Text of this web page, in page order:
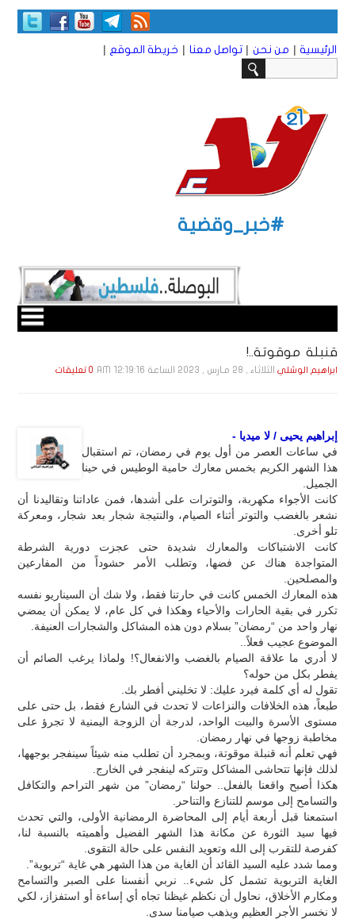
الرئيسية | من نحن | تواصل معنا | خريطة الموقع |
#خبر_وقضية
قنبلة موقوتة..!
ابراهيم الوشلي الثلاثاء , 28 مـارس , 2023 الساعة 12:19:16 AM 0 تعليقات
إبراهيم يحيى / لا ميديا -
في ساعات العصر من أول يوم في رمضان، تم استقبال
هذا الشهر الكريم بخمس معارك حامية الوطيس في حينا
الجميل.
كانت الأجواء مكهربة، والتوترات على أشدها، فمن عاداتنا وتقاليدنا أن
نشعر بالغضب والتوتر أثناء الصيام، والنتيجة شجار بعد شجار، ومعركة
تلو أخرى.
كانت الاشتباكات والمعارك شديدة حتى عجزت دورية الشرطة
المتواجدة هناك عن فضها، وتطلب الأمر حشوداً من المفارعين
والمصلحين.
هذه المعارك الخمس كانت في حارتنا فقط، ولا شك أن السيناريو نفسه
تكرر في بقية الحارات والأحياء وهكذا في كل عام، لا يمكن أن يمضي
نهار واحد من “رمضان” بسلام دون هذه المشاكل والشجارات العنيفة.
الموضوع عجيب فعلاً..
لا أدري ما علاقة الصيام بالغضب والانفعال؟! ولماذا يرغب الصائم أن
يفطر بكل من حوله؟
تقول له أي كلمة فيرد عليك: لا تخليني أفطر بك.
طبعاً، هذه الخلافات والنزاعات لا تحدث في الشارع فقط، بل حتى على
مستوى الأسرة والبيت الواحد، لدرجة أن الزوجة اليمنية لا تجرؤ على
مخاطبة زوجها في نهار رمضان.
فهي تعلم أنه قنبلة موقوتة، وبمجرد أن تطلب منه شيئاً سينفجر بوجهها،
لذلك فإنها تتحاشى المشاكل وتتركه لينفجر في الخارج.
هكذا أصبح واقعنا بالفعل.. حولنا “رمضان” من شهر التراحم والتكافل
والتسامح إلى موسم للتنازع والتناحر.
استمعنا قبل أربعة أيام إلى المحاضرة الرمضانية الأولى، والتي تحدث
فيها سيد الثورة عن مكانة هذا الشهر الفضيل وأهميته بالنسبة لنا،
كفرصة للتقرب إلى الله وتعويد النفس على حالة التقوى.
ومما شدد عليه السيد القائد أن الغاية من هذا الشهر هي غاية “تربوية”.
الغاية التربوية تشمل كل شيء.. نربي أنفسنا على الصبر والتسامح
ومكارم الأخلاق، نحاول أن نكظم غيظنا تجاه أي إساءة أو استفزاز، لكي
لا نخسر الأجر العظيم ويذهب صيامنا سدى.